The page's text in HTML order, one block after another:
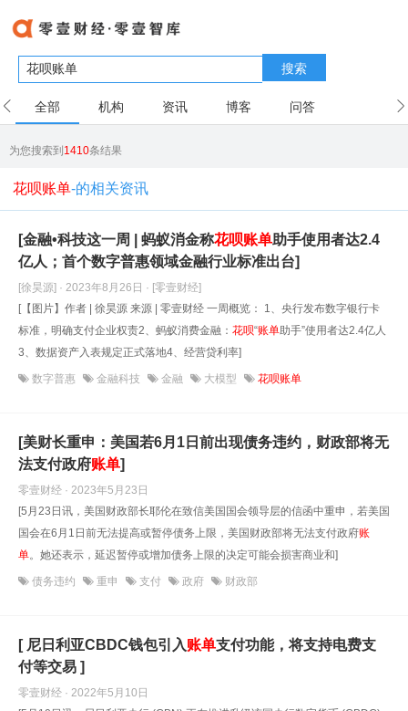
搜索
全部 机构 资讯 博客 问答
为您搜索到1410条结果
花呗账单-的相关资讯
[金融•科技这一周 | 蚂蚁消金称花呗账单助手使用者达2.4
亿人；首个数字普惠领域金融行业标准出台]
[徐昊源] · 2023年8月26日 · [零壹财经]
[【图片】作者 | 徐昊源 来源 | 零壹财经 一周概览： 1、央行发布数字银行卡
标准，明确支付企业权责2、蚂蚁消费金融： 花呗“账单助手”使用者达2.4亿人
3、数据资产入表规定正式落地4、经营贷利率]
数字普惠 金融科技 金融 大模型 花呗账单
[美财长重申：美国若6月1日前出现债务违约，财政部将无
法支付政府账单]
零壹财经 · 2023年5月23日
[5月23日讯，美国财政部长耶伦在致信美国国会领导层的信函中重申，若美国
国会在6月1日前无法提高或暂停债务上限，美国财政部将无法支付政府账
单。她还表示，延迟暂停或增加债务上限的决定可能会损害商业和]
债务违约 重申 支付 政府 财政部
[ 尼日利亚CBDC钱包引入账单支付功能，将支持电费支
付等交易 ]
零壹财经 · 2022年5月10日